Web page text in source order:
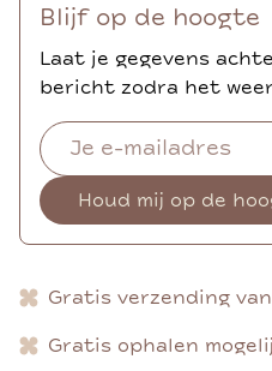
Blijf op de hoogte
Laat je gegevens
bericht zodra het
Houd mij op de
Gratis verzending
Gratis ophalen